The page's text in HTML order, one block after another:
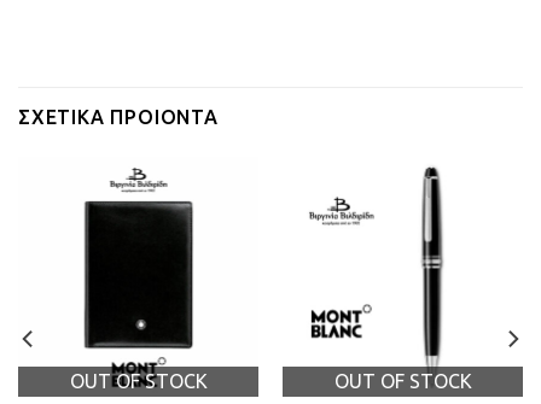
ΣΧΕΤΙΚΆ ΠΡΟΙΌΝΤΑ
OUT OF STOCK OUT OF STOCK